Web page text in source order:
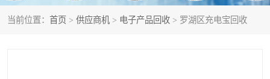
当前位置： 首页 > 供应商机 > 电子产品回收 > 罗湖区充电宝回收